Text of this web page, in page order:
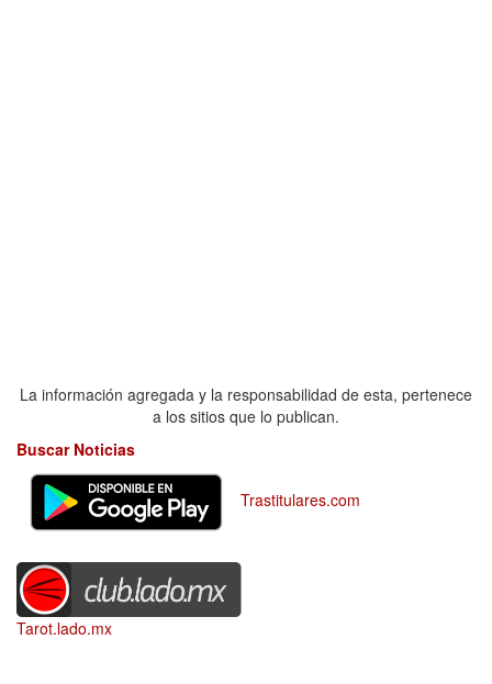
La información agregada y la responsabilidad de esta, pertenece
a los sitios que lo publican.
Buscar Noticias
Trastitulares.com
Tarot.lado.mx